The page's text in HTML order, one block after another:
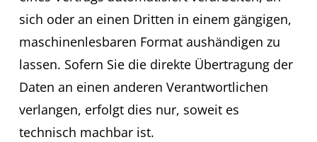
sich oder an einen Dritten in einem gängigen,
maschinenlesbaren Format aushändigen zu
lassen. Sofern Sie die direkte Übertragung der
Daten an einen anderen Verantwortlichen
verlangen, erfolgt dies nur, soweit es
technisch machbar ist.